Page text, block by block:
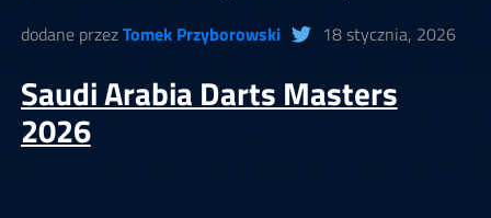
dodane przezTomek Przyborowski 18 stycznia, 2026
Saudi Arabia Darts Masters
2026